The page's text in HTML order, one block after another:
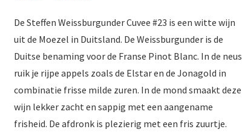
De Steffen Weissburgunder Cuvee #23 is een witte wijn
uit de Moezel in Duitsland. De Weissburgunder is de
Duitse benaming voor de Franse Pinot Blanc. In de neus
ruik je rijpe appels zoals de Elstar en de Jonagold in
combinatie frisse milde zuren. In de mond smaakt deze
wijn lekker zacht en sappig met een aangename
frisheid. De afdronk is plezierig met een fris zuurtje.